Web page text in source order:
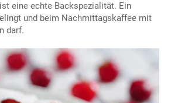
eine echte Backspezialität. Ein
und beim Nachmittagskaffee mit
darf.